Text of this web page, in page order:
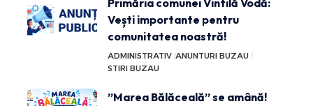
Vești importante pentru
comunitatea noastră!
ADMINISTRATIV ANUNTURI BUZAU
STIRI BUZAU
”Marea Bălăceală” se amână!